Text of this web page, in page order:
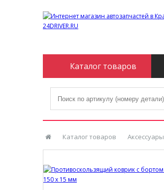
Каталог товаров
Каталог товаров Аксессуары